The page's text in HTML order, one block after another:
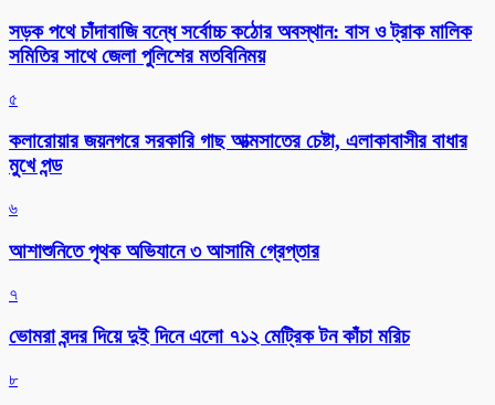
সড়ক পথে চাঁদাবাজি বন্ধে সর্বোচ্চ কঠোর অবস্থান: বাস ও ট্রাক মালিক
সমিতির সাথে জেলা পুলিশের মতবিনিময়
৫
কলারোয়ার জয়নগরে সরকারি গাছ আত্মসাতের চেষ্টা, এলাকাবাসীর বাধার
মুখে পন্ড
৬
আশাশুনিতে পৃথক অভিযানে ৩ আসামি গ্রেপ্তার
৭
ভোমরা বন্দর দিয়ে দুই দিনে এলো ৭১২ মেট্রিক টন কাঁচা মরিচ
৮